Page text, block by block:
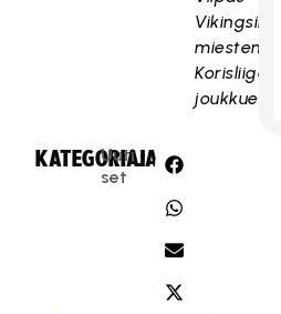
Vikingsin
miesten
Korisliigan
joukkue
KATEGORIA:
Uuti
set
JAA: